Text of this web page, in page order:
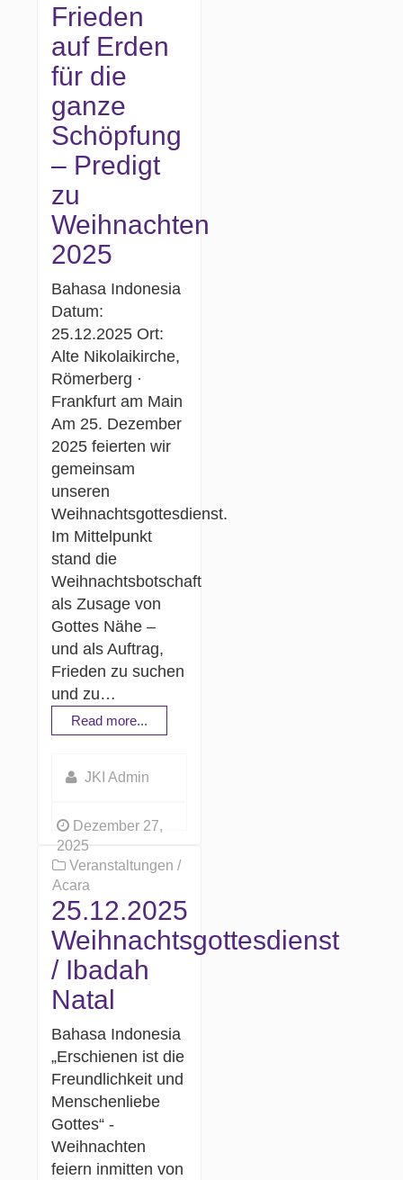
Frieden
auf Erden
für die
ganze
Schöpfung
– Predigt
zu
Weihnachten
2025
Bahasa Indonesia
Datum:
25.12.2025 Ort:
Alte Nikolaikirche,
Römerberg ·
Frankfurt am Main
Am 25. Dezember
2025 feierten wir
gemeinsam
unseren
Weihnachtsgottesdienst.
Im Mittelpunkt
stand die
Weihnachtsbotschaft
als Zusage von
Gottes Nähe –
und als Auftrag,
Frieden zu suchen
und zu…
Read more...
JKI Admin
Dezember 27,
2025
Veranstaltungen /
Acara
25.12.2025
Weihnachtsgottesdienst
/ Ibadah
Natal
Bahasa Indonesia
„Erschienen ist die
Freundlichkeit und
Menschenliebe
Gottes“ -
Weihnachten
feiern inmitten von